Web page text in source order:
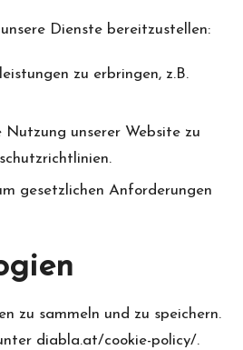
Dienste bereitzustellen:
zu erbringen, z.B.
unserer Website zu
gesetzlichen Anforderungen
zu sammeln und zu speichern.
diabla.at/cookie-policy/.